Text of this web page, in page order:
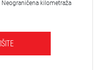
Neograničena kilometraža